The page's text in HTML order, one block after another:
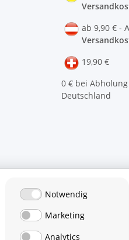
ab 9,90 € -
19,90 €
0 € bei
Deutschland
Notwendig
Marketing
Analytics